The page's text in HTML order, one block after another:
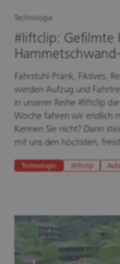
Technologie
#liftclip: Gefilmte
Fahrstuhl-Prank, Fiktives,
werden Aufzug und
in unserer Reihe #liftclip
Woche fahren wir endlich
Kennen Sie nicht? Dann
mit uns den höchsten,
Technologie #liftclip